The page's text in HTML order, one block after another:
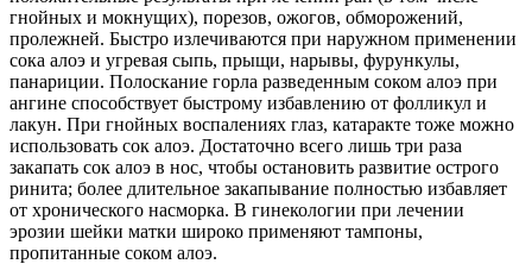
гнойных и мокнущих), порезов, ожогов, обморожений,
пролежней. Быстро излечиваются при наружном применении
сока алоэ и угревая сыпь, прыщи, нарывы, фурункулы,
панариции. Полоскание горла разведенным соком алоэ при
ангине способствует быстрому избавлению от фолликул и
лакун. При гнойных воспалениях глаз, катаракте тоже можно
использовать сок алоэ. Достаточно всего лишь три раза
закапать сок алоэ в нос, чтобы остановить развитие острого
ринита; более длительное закапывание полностью избавляет
от хронического насморка. В гинекологии при лечении
эрозии шейки матки широко применяют тампоны,
пропитанные соком алоэ.